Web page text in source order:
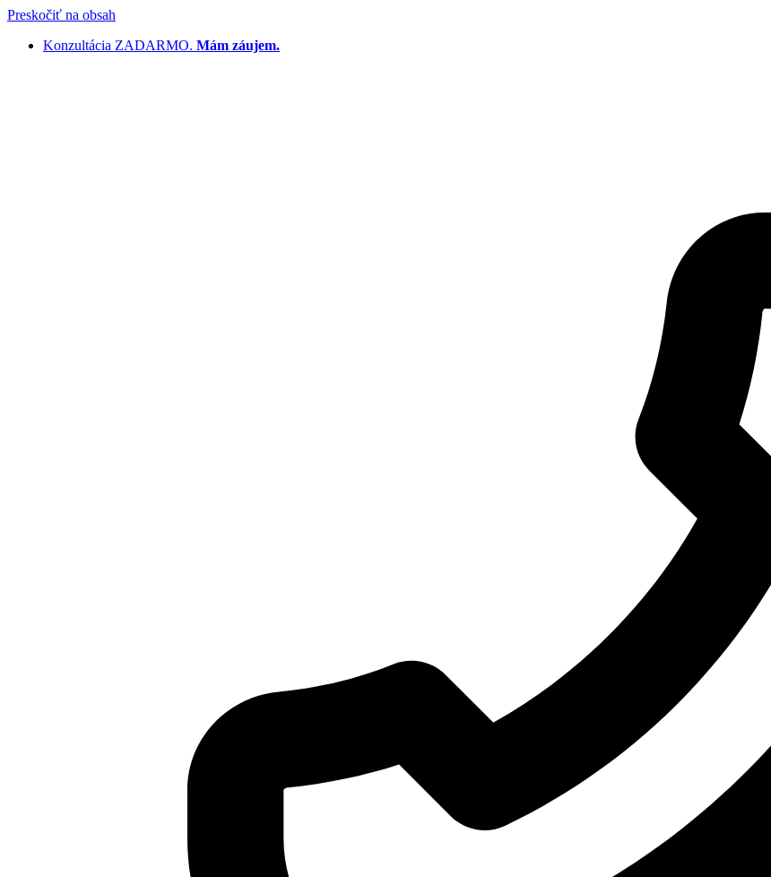
Preskočiť na obsah
Konzultácia ZADARMO. Mám záujem.